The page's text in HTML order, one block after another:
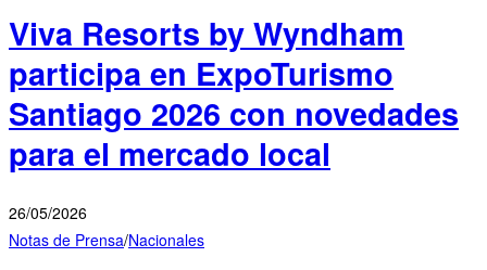
Viva Resorts by Wyndham
participa en ExpoTurismo
Santiago 2026 con novedades
para el mercado local
26/05/2026
Notas de Prensa/Nacionales